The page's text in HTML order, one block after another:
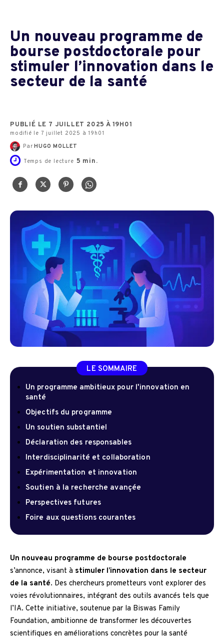
Un nouveau programme de
bourse postdoctorale pour
stimuler l’innovation dans le
secteur de la santé
PUBLIÉ LE 7 JUILLET 2025 À 19H01
modifié le 7 juillet 2025 à 19h01
Par HUGO MOLLET
Temps de lecture 5 min.
LE SOMMAIRE
Un programme ambitieux pour l'innovation en
santé
Objectifs du programme
Un soutien substantiel
Déclaration des responsables
Interdisciplinarité et collaboration
Expérimentation et innovation
Soutien à la recherche avançée
Perspectives futures
Foire aux questions courantes
Un nouveau programme de bourse postdoctorale
s’annonce, visant à stimuler l’innovation dans le secteur
de la santé. Des chercheurs prometteurs vont explorer des
voies révolutionnaires, intégrant des outils avancés tels que
l’IA. Cette initiative, soutenue par la Biswas Family
Foundation, ambitionne de transformer les découvertes
scientifiques en améliorations concrètes pour la santé